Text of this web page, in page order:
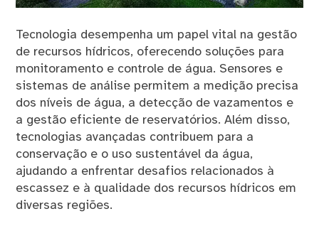
Tecnologia desempenha um papel vital na gestão
de recursos hídricos, oferecendo soluções para
monitoramento e controle de água. Sensores e
sistemas de análise permitem a medição precisa
dos níveis de água, a detecção de vazamentos e
a gestão eficiente de reservatórios. Além disso,
tecnologias avançadas contribuem para a
conservação e o uso sustentável da água,
ajudando a enfrentar desafios relacionados à
escassez e à qualidade dos recursos hídricos em
diversas regiões.